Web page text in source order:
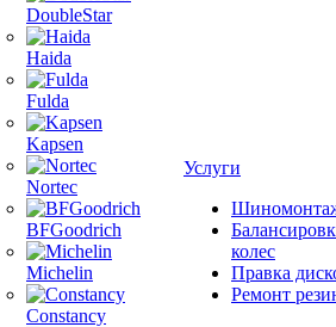
DoubleStar
Haida
Fulda
Kapsen
Nortec
BFGoodrich
Michelin
Constancy
Услуги
колес
Правка
Ремонт